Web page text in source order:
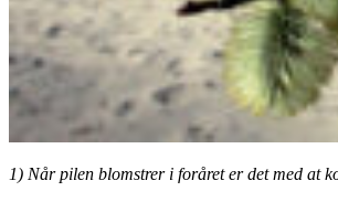
1) Når pilen blomstrer i foråret er det med at